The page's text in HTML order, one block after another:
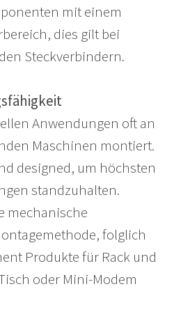
mit einem
dies gilt bei
Steckverbindern.
Anwendungen oft an
Maschinen montiert.
designed, um höchsten
standzuhalten.
mechanische
folglich
Produkte für Rack und
oder Mini-Modem